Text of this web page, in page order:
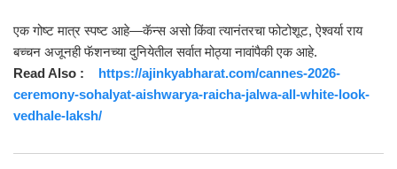
एक गोष्ट मात्र स्पष्ट आहे—कॅन्स असो किंवा त्यानंतरचा फोटोशूट, ऐश्वर्या राय
बच्चन अजूनही फॅशनच्या दुनियेतील सर्वात मोठ्या नावांपैकी एक आहे.
Read Also : https://ajinkyabharat.com/cannes-2026-
ceremony-sohalyat-aishwarya-raicha-jalwa-all-white-look-
vedhale-laksh/